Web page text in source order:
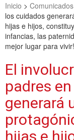
Inicio > Comunicados
los cuidados
hijas e hijos,
infancias, las
mejor lugar para
El
padres
generará
hijas e